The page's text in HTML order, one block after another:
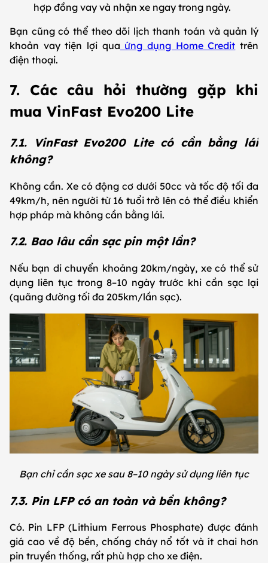
hợp đồng vay và nhận xe ngay trong ngày.
Bạn cũng có thể theo dõi lịch thanh toán và quản lý
khoản vay tiện lợi qua ứng dụng Home Credit trên
điện thoại.
7. Các câu hỏi thường gặp khi
mua VinFast Evo200 Lite
7.1. VinFast Evo200 Lite có cần bằng lái
không?
Không cần. Xe có động cơ dưới 50cc và tốc độ tối đa
49km/h, nên người từ 16 tuổi trở lên có thể điều khiển
hợp pháp mà không cần bằng lái.
7.2. Bao lâu cần sạc pin một lần?
Nếu bạn di chuyển khoảng 20km/ngày, xe có thể sử
dụng liên tục trong 8–10 ngày trước khi cần sạc lại
(quãng đường tối đa 205km/lần sạc).
Bạn chỉ cần sạc xe sau 8–10 ngày sử dụng liên tục
7.3. Pin LFP có an toàn và bền không?
Có. Pin LFP (Lithium Ferrous Phosphate) được đánh
giá cao về độ bền, chống cháy nổ tốt và ít chai hơn
pin truyền thống, rất phù hợp cho xe điện.